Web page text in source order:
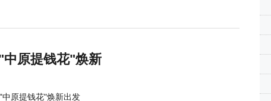
原提钱花"焕新
原提钱花"焕新出发